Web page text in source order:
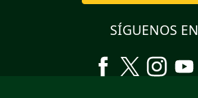
SÍGUENOS EN